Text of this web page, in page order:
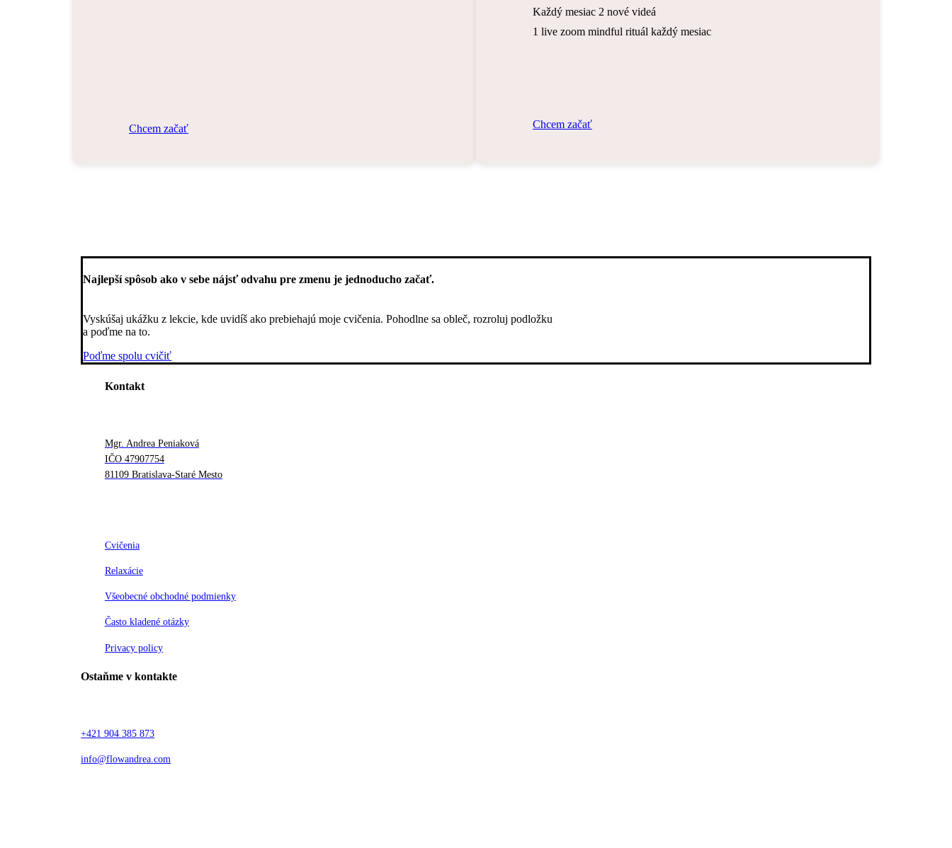
Chcem začať
Každý mesiac 2 nové videá
1 live zoom mindful rituál každý mesiac
Chcem začať
Najlepší spôsob ako v sebe nájsť odvahu pre zmenu je jednoducho začať.
Vyskúšaj ukážku z lekcie, kde uvidíš ako prebiehajú moje cvičenia. Pohodlne sa obleč, rozroluj podložku
a poďme na to.
Poďme spolu cvičiť
Kontakt
Mgr. Andrea Peniaková
IČO 47907754
81109 Bratislava-Staré Mesto
Cvičenia
Relaxácie
Všeobecné obchodné podmienky
Často kladené otázky
Privacy policy
Ostaňme v kontakte
+421 904 385 873
info@flowandrea.com